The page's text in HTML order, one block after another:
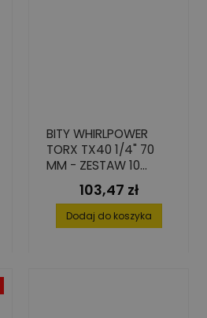
BITY WHIRLPOWER
TORX TX40 1/4" 70
MM - ZESTAW 10
SZTUK ZE STALI S2
Cena
103,47 zł
Dodaj do koszyka